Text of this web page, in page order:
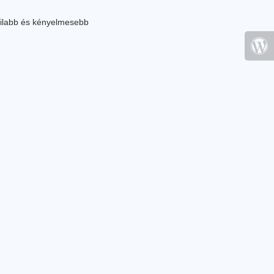
és kényelmesebb